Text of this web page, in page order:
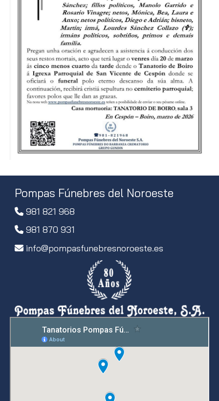
Pompas Fúnebres del Noroeste
981 821 968
981 870 931
info
pompasfunebresnoroeste.es